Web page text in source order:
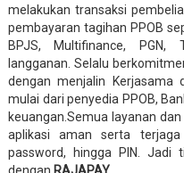
melakukan transaksi
pembayaran tagihan PPOB
BPJS, Multifinance, PGN,
langganan. Selalu
dengan menjalin Kerjasama
mulai dari penyedia PPOB,
keuangan.Semua layanan
aplikasi aman serta
password, hingga PIN. Jadi